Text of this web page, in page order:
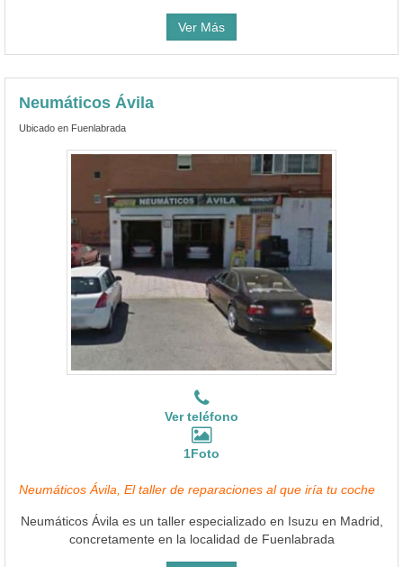
Ver Más
Neumáticos Ávila
Ubicado en Fuenlabrada
Ver teléfono
1Foto
Neumáticos Ávila, El taller de reparaciones al que iría tu coche
Neumáticos Ávila es un taller especializado en Isuzu en Madrid,
concretamente en la localidad de Fuenlabrada